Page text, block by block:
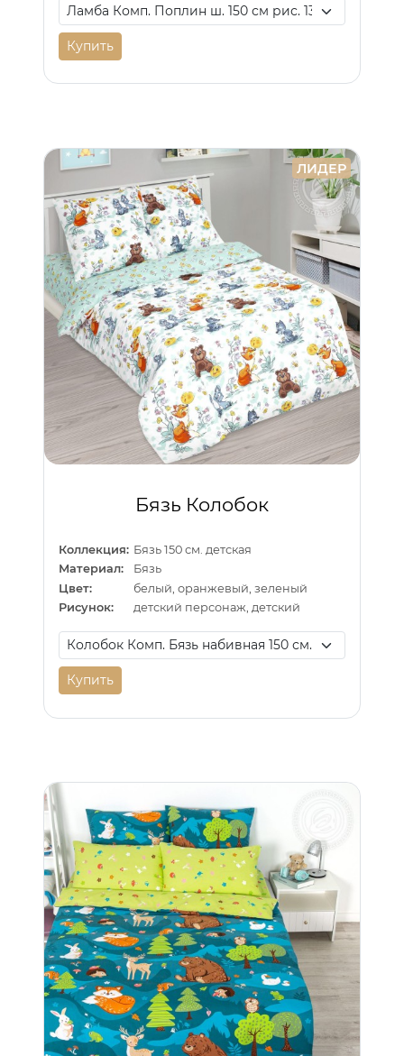
Купить
ЛИДЕР
Бязь Колобок
Коллекция: Бязь 150 см. детская
Материал:
Бязь
Цвет:
белый, оранжевый, зеленый
Рисунок:
детский персонаж, детский
Купить